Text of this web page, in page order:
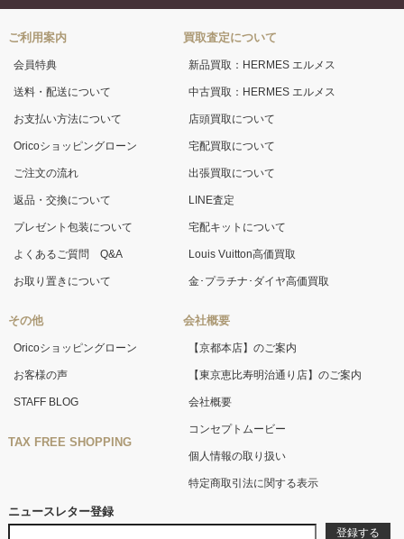
ご利用案内
会員特典
送料・配送について
お支払い方法について
Oricoショッピングローン
ご注文の流れ
返品・交換について
プレゼント包装について
よくあるご質問 Q&A
お取り置きについて
その他
Oricoショッピングローン
お客様の声
STAFF BLOG
TAX FREE SHOPPING
買取査定について
新品買取：HERMES エルメス
中古買取：HERMES エルメス
店頭買取について
宅配買取について
出張買取について
LINE査定
宅配キットについて
Louis Vuitton高価買取
金･プラチナ･ダイヤ高価買取
会社概要
【京都本店】のご案内
【東京恵比寿明治通り店】のご案内
会社概要
コンセプトムービー
個人情報の取り扱い
特定商取引法に関する表示
ニュースレター登録